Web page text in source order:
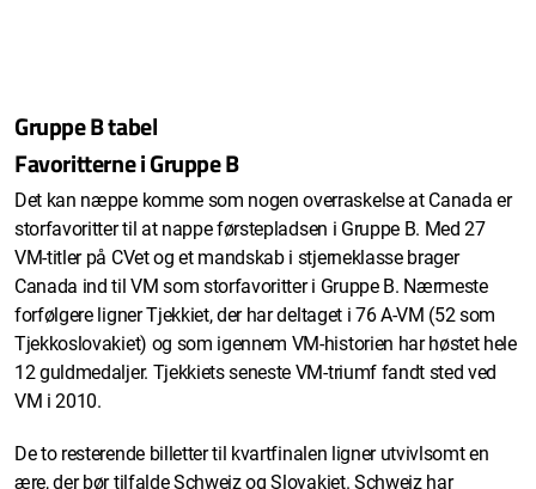
Gruppe B tabel
Favoritterne i Gruppe B
Det kan næppe komme som nogen overraskelse at Canada er
storfavoritter til at nappe førstepladsen i Gruppe B. Med 27
VM-titler på CVet og et mandskab i stjerneklasse brager
Canada ind til VM som storfavoritter i Gruppe B. Nærmeste
forfølgere ligner Tjekkiet, der har deltaget i 76 A-VM (52 som
Tjekkoslovakiet) og som igennem VM-historien har høstet hele
12 guldmedaljer. Tjekkiets seneste VM-triumf fandt sted ved
VM i 2010.
De to resterende billetter til kvartfinalen ligner utvivlsomt en
ære, der bør tilfalde Schweiz og Slovakiet. Schweiz har